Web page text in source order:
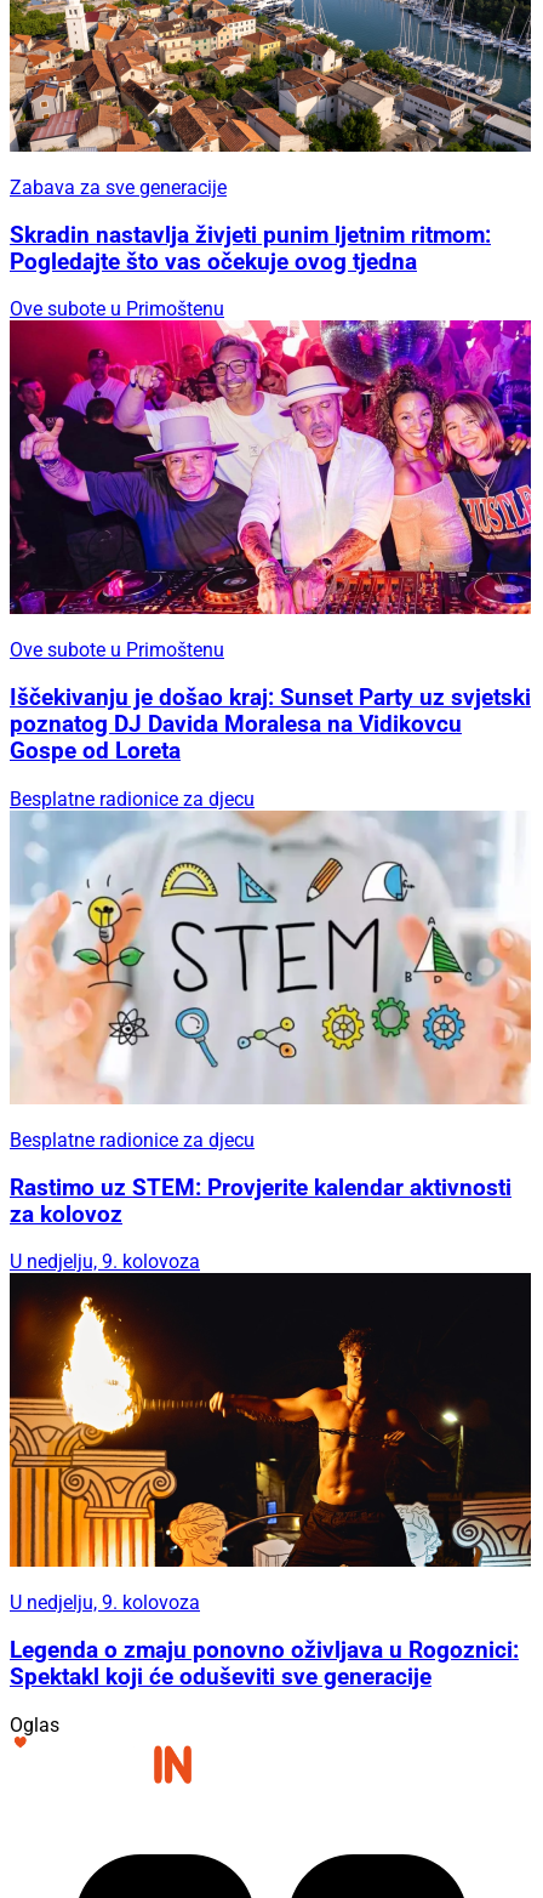
Zabava za sve generacije
Skradin nastavlja živjeti punim ljetnim ritmom:
Pogledajte što vas očekuje ovog tjedna
Ove subote u Primoštenu
Ove subote u Primoštenu
Iščekivanju je došao kraj: Sunset Party uz svjetski
poznatog DJ Davida Moralesa na Vidikovcu
Gospe od Loreta
Besplatne radionice za djecu
Besplatne radionice za djecu
Rastimo uz STEM: Provjerite kalendar aktivnosti
za kolovoz
U nedjelju, 9. kolovoza
U nedjelju, 9. kolovoza
Legenda o zmaju ponovno oživljava u Rogoznici:
Spektakl koji će oduševiti sve generacije
Oglas